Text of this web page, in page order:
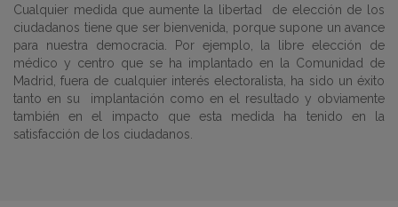
Cualquier medida que aumente la libertad de elección de los
ciudadanos tiene que ser bienvenida, porque supone un avance
para nuestra democracia. Por ejemplo, la libre elección de
médico y centro que se ha implantado en la Comunidad de
Madrid, fuera de cualquier interés electoralista, ha sido un éxito
tanto en su implantación como en el resultado y obviamente
también en el impacto que esta medida ha tenido en la
satisfacción de los ciudadanos.